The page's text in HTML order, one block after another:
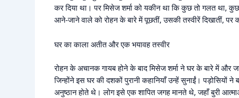
कर दिया था। पर मिसेज शर्मा को यकीन था कि कुछ तो गलत था,
आने-जाने वाले को रोहन के बारे में पूछतीं, उसकी तस्वीरें दिखातीं, पर
घर का काला अतीत और एक भयावह तस्वीर
रोहन के अचानक गायब होने के बाद मिसेज शर्मा ने घर के बारे में और
जिन्होंने इस घर की दशकों पुरानी कहानियाँ उन्हें सुनाईं। पड़ोसियों
अनुष्ठान होते थे। लोग इसे एक शापित जगह मानते थे, जहाँ बुरी